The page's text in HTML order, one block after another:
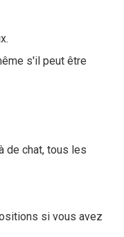
s'il peut être
de chat, tous les
si vous avez